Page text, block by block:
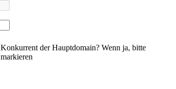
Konkurrent der Hauptdomain? Wenn ja, bitte
markieren